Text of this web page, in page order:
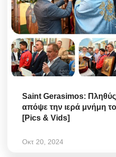
Saint Gerasimos:
απόψε την ιερά μνήμη
[Pics & Vids]
Οκτ 20, 2024